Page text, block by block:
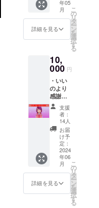
を添え
てお送
りしま
す ・い
いのか
ら感謝
た手書
きメッ
セージ
を書い
たポス
トカー
ドを提
供 ・公
開され
る
MusicVi
deo本編
終了後
にクレ
ジット
(名前or
ニック
年05
月
詳細を見る
こ
の
リ
タ
ー
ン
を
選
択
す
る
10,
000 円
・いい
のより
感謝の
気持ち
を綴っ
たメー
ルをあ
なたの
為だけ
に写真
を添え
てお送
りしま
す ・い
いのか
ら感謝
支援
者：
14人
お届
け予
定：
2024
年06
月
詳細を見る
こ
の
リ
タ
ー
ン
を
選
択
す
る